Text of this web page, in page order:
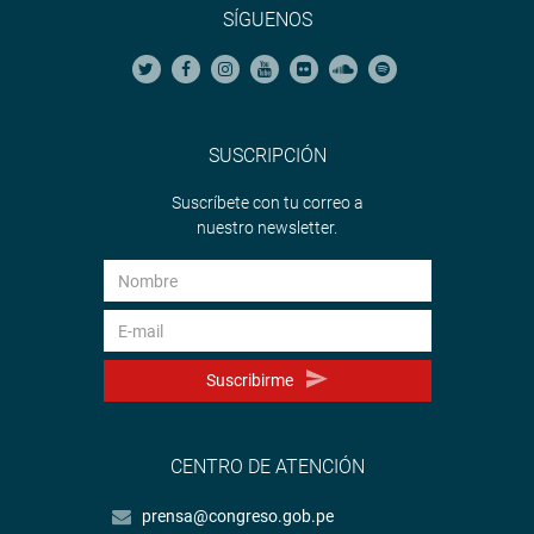
SÍGUENOS
SUSCRIPCIÓN
Suscríbete con tu correo a
nuestro newsletter.
Suscribirme
CENTRO DE ATENCIÓN
prensa@congreso.gob.pe